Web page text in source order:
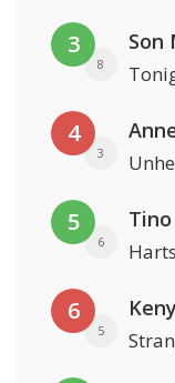
3
8
Son
4
3
5
6
6
5